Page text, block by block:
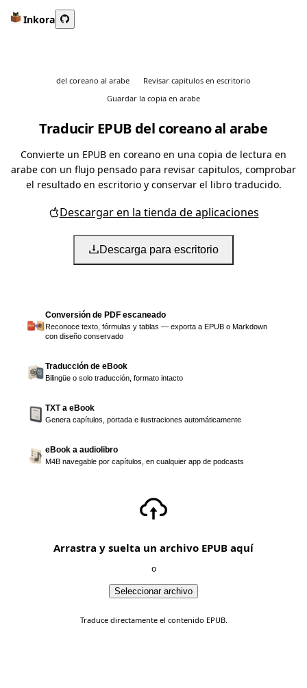
Inkora
del coreano al arabe
Revisar capitulos en escritorio
Guardar la copia en arabe
Traducir EPUB del coreano al arabe
Convierte un EPUB en coreano en una copia de lectura en
arabe con un flujo pensado para revisar capitulos, comprobar
el resultado en escritorio y conservar el libro traducido.
Descargar en la tienda de aplicaciones
Descarga para escritorio
Conversión de PDF escaneado
Reconoce texto, fórmulas y tablas — exporta a EPUB o Markdown
con diseño conservado
Traducción de eBook
Bilingüe o solo traducción, formato intacto
TXT a eBook
Genera capítulos, portada e ilustraciones automáticamente
eBook a audiolibro
M4B navegable por capítulos, en cualquier app de podcasts
Arrastra y suelta un archivo EPUB aquí
o
Seleccionar archivo
Traduce directamente el contenido EPUB.